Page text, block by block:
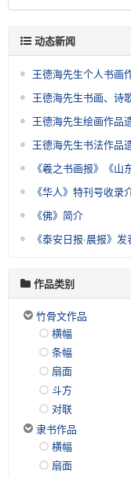
动态新闻
王德海先生个人书画
王德海先生书画、诗
王德海先生绘画作品
王德海先生书法作品
《羲之书画报》《山
《华人》特刊号收录
《佛》简介
《泰安日报·晨报》
作品类别
竹骨文作品
横幅
条幅
扇面
斗方
对联
隶书作品
横幅
扇面